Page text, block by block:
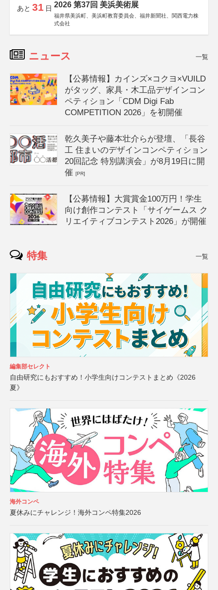
あと 31 日 2026 第37回 美浜美術展
福井県美浜町、美浜町教育委員会、福井新聞社、関西電力株
式会社
ニュース 一覧
【公募情報】カインズ×コクヨ×VUILD
がタッグ、家具・木工品デザインコン
ペティション「CDM Digi Fab
COMPETITION 2026」を初開催
乾久美子や藤本壮介らが登壇、「長谷
工 住まいのデザインコンペティション
20回記念 特別講演会」が8月19日に開
催[PR]
【公募情報】大賞賞金100万円！学生
向け創作コンテスト「サイゲームス ク
リエイティブコンテスト2026」が開催
特集 一覧
編集部セレクト
自由研究にもおすすめ！小学生向けコンテストまとめ《2026
夏》
海外コンペ
夏休みにチャレンジ！海外コンペ特集2026